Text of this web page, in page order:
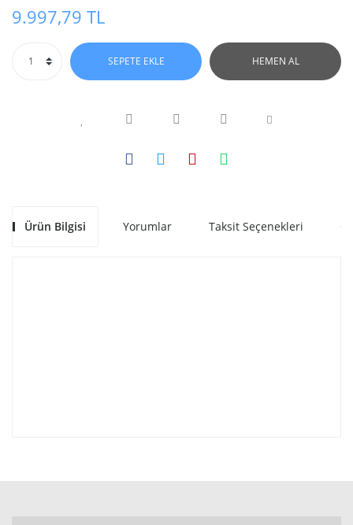
9.997,79 TL
SEPETE EKLE HEMEN AL
Ürün Bilgisi Yorumlar Taksit Seçenekleri